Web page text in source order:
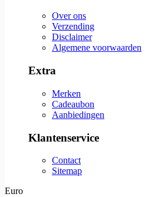
Over ons
Verzending
Disclaimer
Algemene voorwaarden
Extra
Merken
Cadeaubon
Aanbiedingen
Klantenservice
Contact
Sitemap
Euro